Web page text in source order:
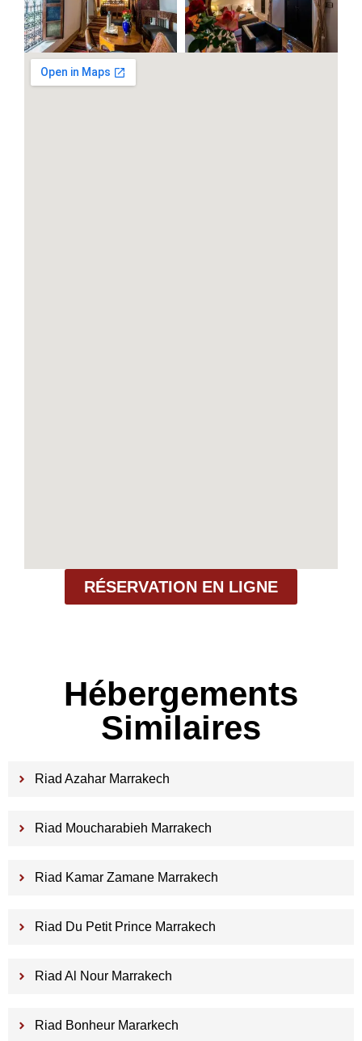
RÉSERVATION EN LIGNE
Hébergements
Similaires
Riad Azahar Marrakech
Riad Moucharabieh Marrakech
Riad Kamar Zamane Marrakech
Riad Du Petit Prince Marrakech
Riad Al Nour Marrakech
Riad Bonheur Mararkech